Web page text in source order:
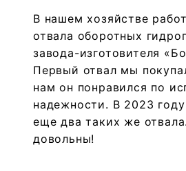
В нашем хозяйстве
отвала оборотных
завода-изготовителя
Первый отвал мы
нам он понравился по
надежности. В 2023
еще два таких же
довольны!